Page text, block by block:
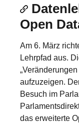
Open
Am 6. März
Lehrpfad aus.
aufzuzeigen.
Besuch im
das erweiterte